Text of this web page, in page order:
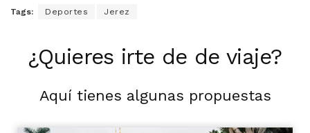
Tags: Deportes Jerez
¿Quieres irte de de viaje?
Aquí tienes algunas propuestas